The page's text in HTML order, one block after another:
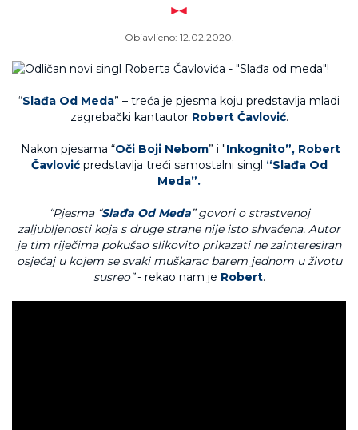
Objavljeno: 12.02.2020.
“Slađa Od Meda” – treća je pjesma koju predstavlja mladi
zagrebački kantautor Robert Čavlović.
Nakon pjesama “Oči Boji Nebom” i "Inkognito”, Robert
Čavlovićpredstavlja treći samostalni singl “Slađa Od
Meda”.
“Pjesma “Slađa Od Meda” govori o strastvenoj
zaljubljenosti koja s druge strane nije isto shvaćena. Autor
je tim riječima pokušao slikovito prikazati ne zainteresiran
osjećaj u kojem se svaki muškarac barem jednom u životu
susreo”- rekao nam je Robert.